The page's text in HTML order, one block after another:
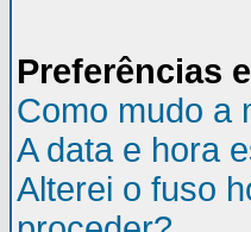
Preferências
Como mudo a
A data e hora
Alterei o fuso